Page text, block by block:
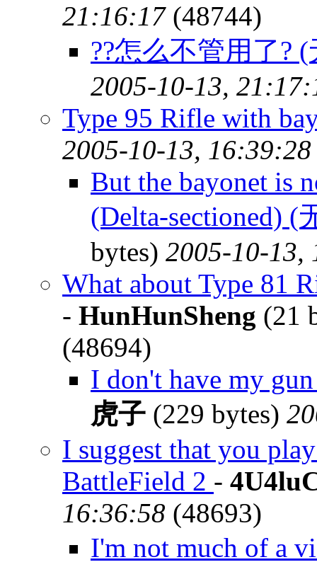
21:16:17(48744)
??怎么不管用了?
2005-10-13,
Type 95 Rifle with
2005-10-13, 16:39:28
But the bayonet is
(Delta-sectioned) (
bytes) 2005-10-13,
What about Type 81
- HunHunSheng (21
(48694)
I don't have my
虎子 (229 bytes)
I suggest that you
BattleField 2 -
16:36:58 (48693)
I'm not much of a